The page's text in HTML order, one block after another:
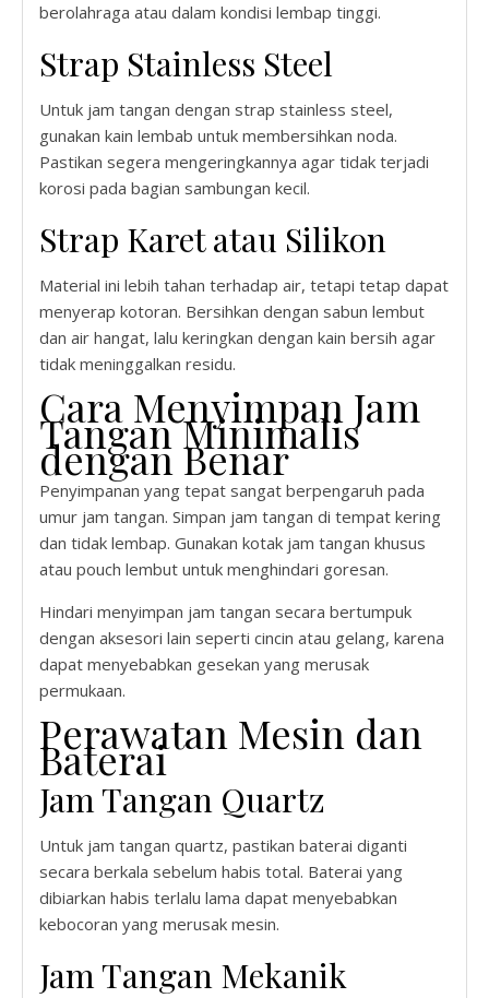
berolahraga atau dalam kondisi lembap tinggi.
Strap Stainless Steel
Untuk jam tangan dengan strap stainless steel,
gunakan kain lembab untuk membersihkan noda.
Pastikan segera mengeringkannya agar tidak terjadi
korosi pada bagian sambungan kecil.
Strap Karet atau Silikon
Material ini lebih tahan terhadap air, tetapi tetap dapat
menyerap kotoran. Bersihkan dengan sabun lembut
dan air hangat, lalu keringkan dengan kain bersih agar
tidak meninggalkan residu.
Cara Menyimpan Jam
Tangan Minimalis
dengan Benar
Penyimpanan yang tepat sangat berpengaruh pada
umur jam tangan. Simpan jam tangan di tempat kering
dan tidak lembap. Gunakan kotak jam tangan khusus
atau pouch lembut untuk menghindari goresan.
Hindari menyimpan jam tangan secara bertumpuk
dengan aksesori lain seperti cincin atau gelang, karena
dapat menyebabkan gesekan yang merusak
permukaan.
Perawatan Mesin dan
Baterai
Jam Tangan Quartz
Untuk jam tangan quartz, pastikan baterai diganti
secara berkala sebelum habis total. Baterai yang
dibiarkan habis terlalu lama dapat menyebabkan
kebocoran yang merusak mesin.
Jam Tangan Mekanik